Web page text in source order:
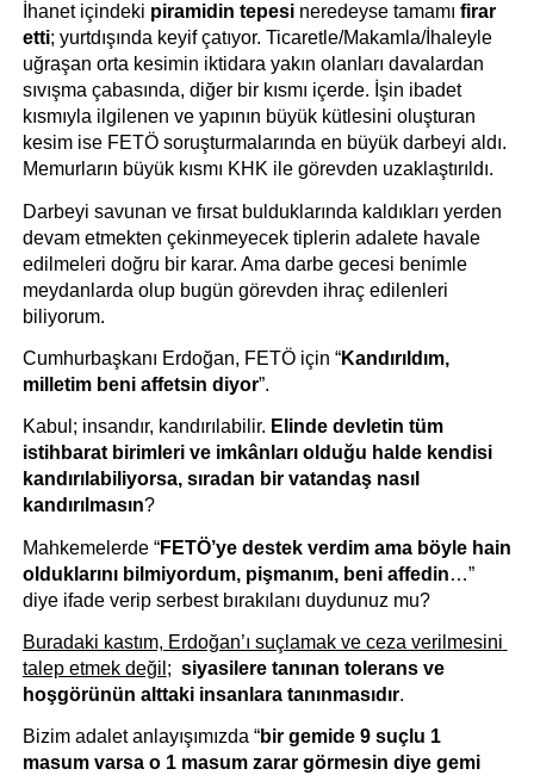
İhanet içindeki piramidin tepesi neredeyse tamamı firar
etti; yurtdışında keyif çatıyor. Ticaretle/Makamla/İhaleyle
uğraşan orta kesimin iktidara yakın olanları davalardan
sıvışma çabasında, diğer bir kısmı içerde. İşin ibadet
kısmıyla ilgilenen ve yapının büyük kütlesini oluşturan
kesim ise FETÖ soruşturmalarında en büyük darbeyi aldı.
Memurların büyük kısmı KHK ile görevden uzaklaştırıldı.
Darbeyi savunan ve fırsat bulduklarında kaldıkları yerden
devam etmekten çekinmeyecek tiplerin adalete havale
edilmeleri doğru bir karar. Ama darbe gecesi benimle
meydanlarda olup bugün görevden ihraç edilenleri
biliyorum.
Cumhurbaşkanı Erdoğan, FETÖ için “Kandırıldım,
milletim beni affetsin diyor”.
Kabul; insandır, kandırılabilir. Elinde devletin tüm
istihbarat birimleri ve imkânları olduğu halde kendisi
kandırılabiliyorsa, sıradan bir vatandaş nasıl
kandırılmasın?
Mahkemelerde “FETÖ’ye destek verdim ama böyle hain
olduklarını bilmiyordum, pişmanım, beni affedin…”
diye ifade verip serbest bırakılanı duydunuz mu?
Buradaki kastım, Erdoğan’ı suçlamak ve ceza verilmesini
talep etmek değil ; siyasilere tanınan tolerans ve
hoşgörünün alttaki insanlara tanınmasıdır.
Bizim adalet anlayışımızda “bir gemide 9 suçlu 1
masum varsa o 1 masum zarar görmesin diye gemi